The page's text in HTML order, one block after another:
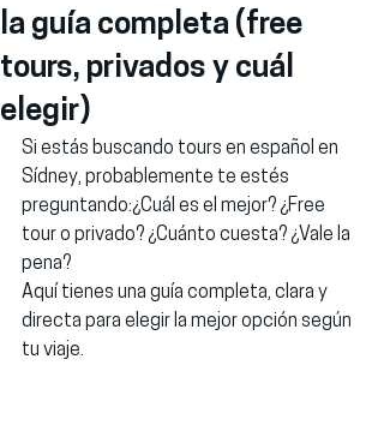
la guía completa (free
tours, privados y cuál
elegir)
Si estás buscando tours en español en
Sídney, probablemente te estés
preguntando:¿Cuál es el mejor? ¿Free
tour o privado? ¿Cuánto cuesta? ¿Vale la
pena?
Aquí tienes una guía completa, clara y
directa para elegir la mejor opción según
tu viaje.